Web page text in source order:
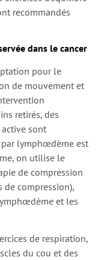
recommandés
dans le cancer
pour le
de mouvement et
retirés, des
sont
lymphœdème est
on utilise le
de compression
de compression),
et les
de respiration,
du cou et des